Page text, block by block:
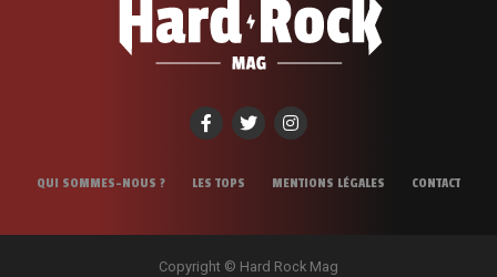
QUI SOMMES-NOUS ? LES TOPS MENTIONS LÉGALES CONTACT
Copyright © Hard Rock Mag